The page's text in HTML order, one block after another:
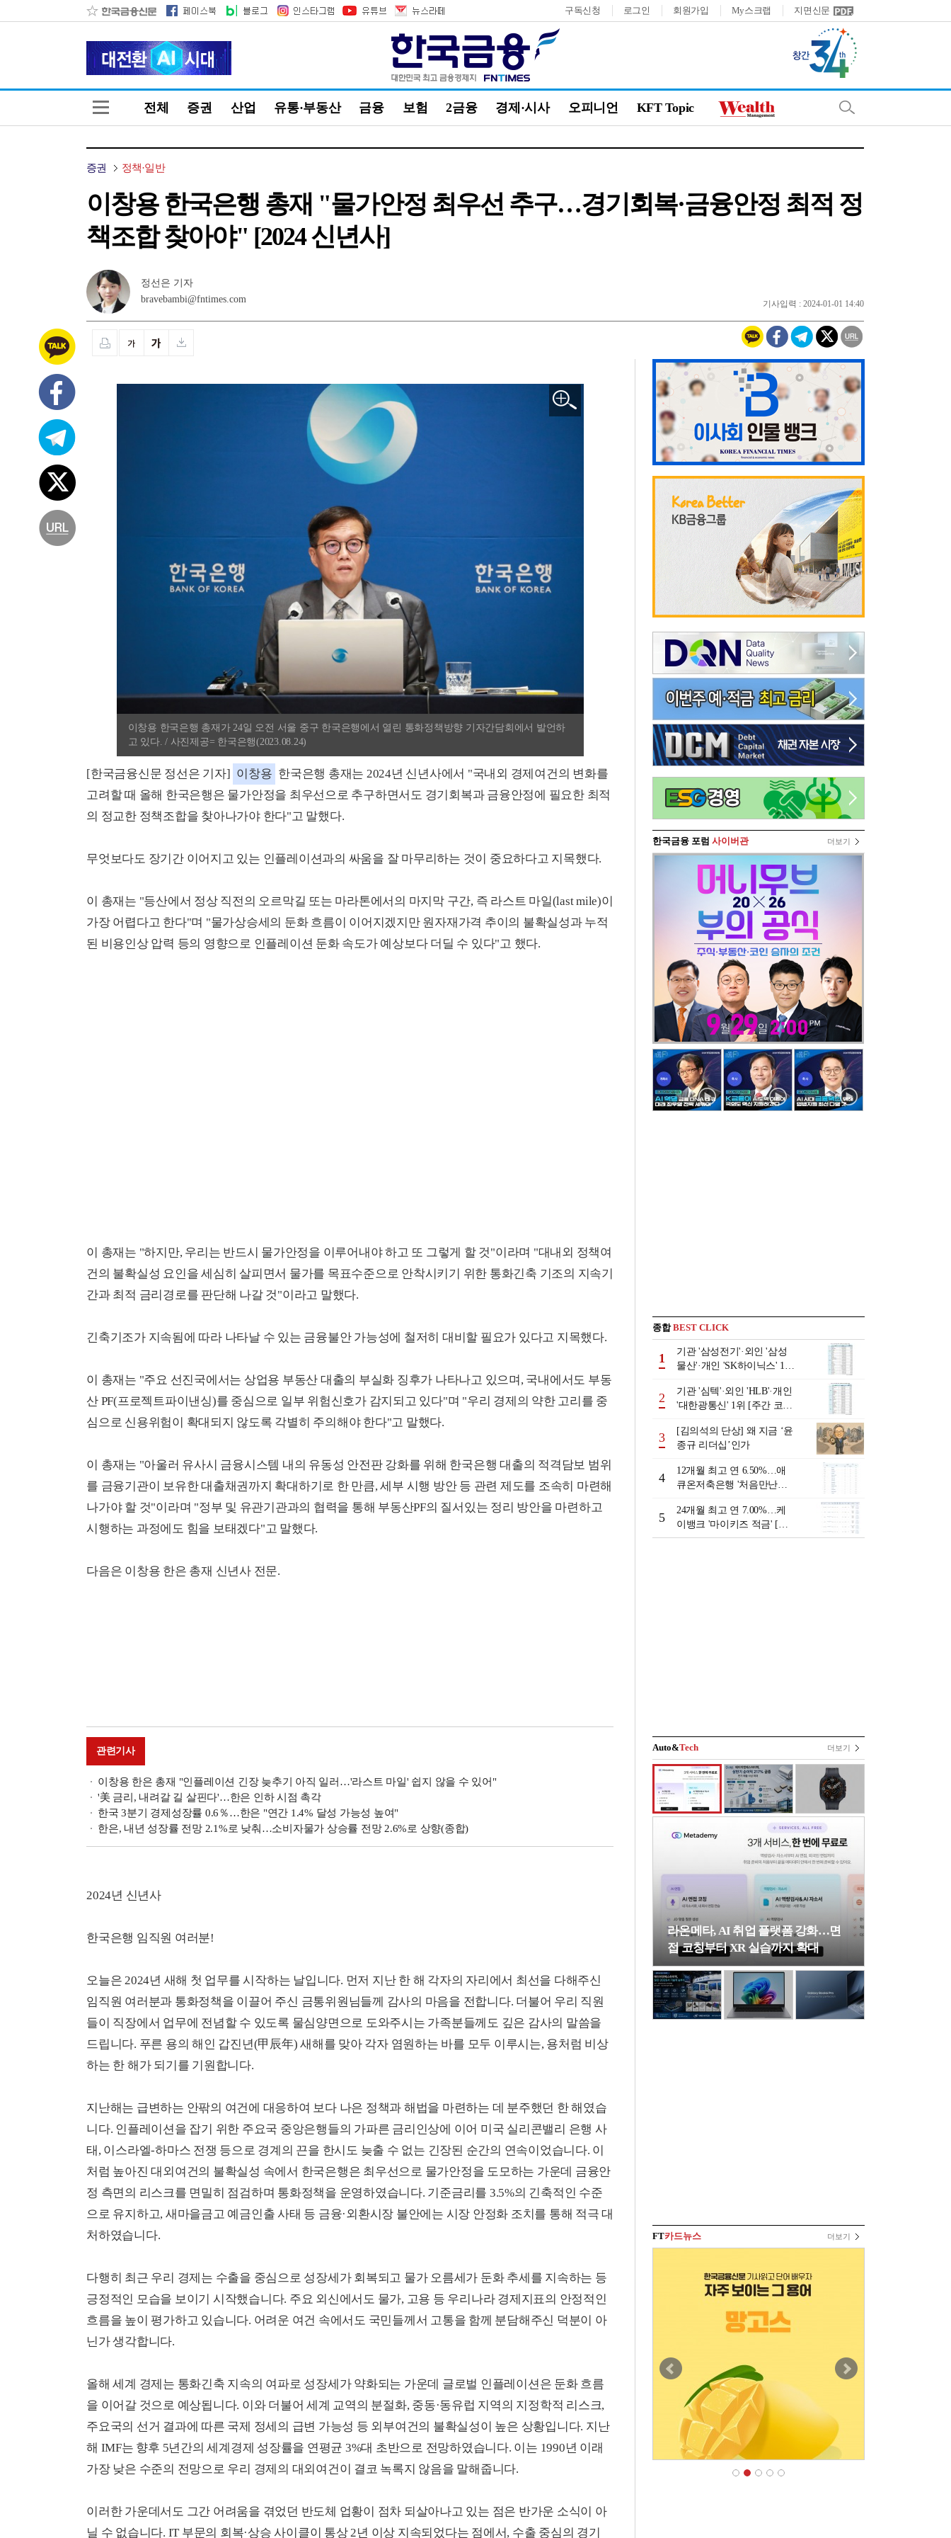
구독신청 로그인 회원가입 My스크랩 지면신문
전체 증권 산업 유통·부동산 금융 보험 2금융 경제·시사 오피니언 KFT Topic
증권 정책·일반
이창용 한국은행 총재 "물가안정 최우선 추구…경기회복·금융안정 최적 정
책조합 찾아야" [2024 신년사]
정선은 기자
bravebambi@fntimes.com
기사입력 : 2024-01-01 14:40
이창용 한국은행 총재가 24일 오전 서울 중구 한국은행에서 열린 통화정책방향 기자간담회에서 발언하
고 있다. / 사진제공= 한국은행(2023.08.24)
[한국금융신문 정선은 기자] 이창용 한국은행 총재는 2024년 신년사에서 "국내외 경제여건의 변화를
고려할 때 올해 한국은행은 물가안정을 최우선으로 추구하면서도 경기회복과 금융안정에 필요한 최적
의 정교한 정책조합을 찾아나가야 한다"고 말했다.
무엇보다도 장기간 이어지고 있는 인플레이션과의 싸움을 잘 마무리하는 것이 중요하다고 지목했다.
이 총재는 "등산에서 정상 직전의 오르막길 또는 마라톤에서의 마지막 구간, 즉 라스트 마일(last mile)이
가장 어렵다고 한다"며 "물가상승세의 둔화 흐름이 이어지겠지만 원자재가격 추이의 불확실성과 누적
된 비용인상 압력 등의 영향으로 인플레이션 둔화 속도가 예상보다 더딜 수 있다"고 했다.
이 총재는 "하지만, 우리는 반드시 물가안정을 이루어내야 하고 또 그렇게 할 것"이라며 "대내외 정책여
건의 불확실성 요인을 세심히 살피면서 물가를 목표수준으로 안착시키기 위한 통화긴축 기조의 지속기
간과 최적 금리경로를 판단해 나갈 것"이라고 말했다.
긴축기조가 지속됨에 따라 나타날 수 있는 금융불안 가능성에 철저히 대비할 필요가 있다고 지목했다.
이 총재는 "주요 선진국에서는 상업용 부동산 대출의 부실화 징후가 나타나고 있으며, 국내에서도 부동
산 PF(프로젝트파이낸싱)를 중심으로 일부 위험신호가 감지되고 있다"며 "우리 경제의 약한 고리를 중
심으로 신용위험이 확대되지 않도록 각별히 주의해야 한다"고 말했다.
이 총재는 "아울러 유사시 금융시스템 내의 유동성 안전판 강화를 위해 한국은행 대출의 적격담보 범위
를 금융기관이 보유한 대출채권까지 확대하기로 한 만큼, 세부 시행 방안 등 관련 제도를 조속히 마련해
나가야 할 것"이라며 "정부 및 유관기관과의 협력을 통해 부동산PF의 질서있는 정리 방안을 마련하고
시행하는 과정에도 힘을 보태겠다"고 말했다.
다음은 이창용 한은 총재 신년사 전문.
관련기사
이창용 한은 총재 "인플레이션 긴장 늦추기 아직 일러…'라스트 마일' 쉽지 않을 수 있어"
'美 금리, 내려갈 길 살핀다'…한은 인하 시점 촉각
한국 3분기 경제성장률 0.6％…한은 "연간 1.4% 달성 가능성 높여"
한은, 내년 성장률 전망 2.1%로 낮춰…소비자물가 상승률 전망 2.6%로 상향(종합)
2024년 신년사
한국은행 임직원 여러분!
오늘은 2024년 새해 첫 업무를 시작하는 날입니다. 먼저 지난 한 해 각자의 자리에서 최선을 다해주신
임직원 여러분과 통화정책을 이끌어 주신 금통위원님들께 감사의 마음을 전합니다. 더불어 우리 직원
들이 직장에서 업무에 전념할 수 있도록 물심양면으로 도와주시는 가족분들께도 깊은 감사의 말씀을
드립니다. 푸른 용의 해인 갑진년(甲辰年) 새해를 맞아 각자 염원하는 바를 모두 이루시는, 용처럼 비상
하는 한 해가 되기를 기원합니다.
지난해는 급변하는 안팎의 여건에 대응하여 보다 나은 정책과 해법을 마련하는 데 분주했던 한 해였습
니다. 인플레이션을 잡기 위한 주요국 중앙은행들의 가파른 금리인상에 이어 미국 실리콘밸리 은행 사
태, 이스라엘-하마스 전쟁 등으로 경계의 끈을 한시도 늦출 수 없는 긴장된 순간의 연속이었습니다. 이
처럼 높아진 대외여건의 불확실성 속에서 한국은행은 최우선으로 물가안정을 도모하는 가운데 금융안
정 측면의 리스크를 면밀히 점검하며 통화정책을 운영하였습니다. 기준금리를 3.5%의 긴축적인 수준
으로 유지하고, 새마을금고 예금인출 사태 등 금융·외환시장 불안에는 시장 안정화 조치를 통해 적극 대
처하였습니다.
다행히 최근 우리 경제는 수출을 중심으로 성장세가 회복되고 물가 오름세가 둔화 추세를 지속하는 등
긍정적인 모습을 보이기 시작했습니다. 주요 외신에서도 물가, 고용 등 우리나라 경제지표의 안정적인
흐름을 높이 평가하고 있습니다. 어려운 여건 속에서도 국민들께서 고통을 함께 분담해주신 덕분이 아
닌가 생각합니다.
올해 세계 경제는 통화긴축 지속의 여파로 성장세가 약화되는 가운데 글로벌 인플레이션은 둔화 흐름
을 이어갈 것으로 예상됩니다. 이와 더불어 세계 교역의 분절화, 중동·동유럽 지역의 지정학적 리스크,
주요국의 선거 결과에 따른 국제 정세의 급변 가능성 등 외부여건의 불확실성이 높은 상황입니다. 지난
해 IMF는 향후 5년간의 세계경제 성장률을 연평균 3%대 초반으로 전망하였습니다. 이는 1990년 이래
가장 낮은 수준의 전망으로 우리 경제의 대외여건이 결코 녹록지 않음을 말해줍니다.
이러한 가운데서도 그간 어려움을 겪었던 반도체 업황이 점차 되살아나고 있는 점은 반가운 소식이 아
닐 수 없습니다. IT 부문의 회복·상승 사이클이 통상 2년 이상 지속되었다는 점에서, 수출 중심의 경기
한국금융 포럼 사이버관 더보기
종합BEST CLICK
1
기관 '삼성전기'·외인 '삼성
물산'·개인 'SK하이닉스' 1위
년 8월3일~8월7일]
2
기관 '심텍'·외인 'HLB'·개인
'대한광통신' 1위 [주간 코스
월7일]
3
[김의석의 단상] 왜 지금 ‘윤
종규 리더십’인가
4
12개월 최고 연 6.50%…애
큐온저축은행 '처음만난적
리-8월 2주]
5
24개월 최고 연 7.00%…케
이뱅크 '마이키즈 적금' [이
주의 은행 적금금리-8월 2
Auto&Tech 더보기
라온메타, AI 취업 플랫폼 강화…면
접 코칭부터 XR 실습까지 확대
FT카드뉴스 더보기